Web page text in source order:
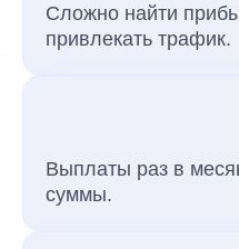
Сложно найти
привлекать трафик.
Выплаты раз в
суммы.